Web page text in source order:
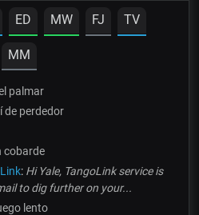
ED MW FJ TV
MM
palmar
de perdedor
cobarde
: Hi Yale, TangoLink service is
to dig further on your...
lento